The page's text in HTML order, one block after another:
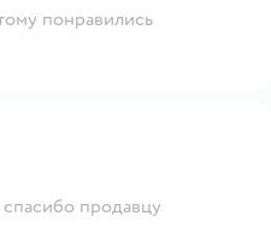
понравились
продавцу